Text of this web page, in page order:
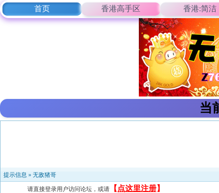
首页 香港高手区 香港:简洁
当
提示信息 » 无敌猪哥
请直接登录用户访问论坛，或请 【 点这里注册】